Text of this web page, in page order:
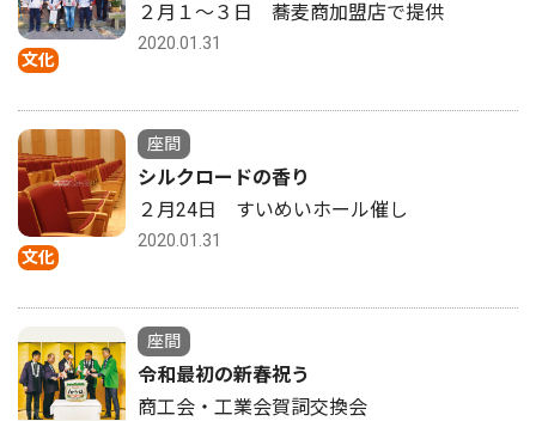
文化
２月１〜３日 蕎麦商加盟店で提供
2020.01.31
文化
座間
シルクロードの香り
２月24日 すいめいホール催し
2020.01.31
座間
令和最初の新春祝う
商工会・工業会賀詞交換会